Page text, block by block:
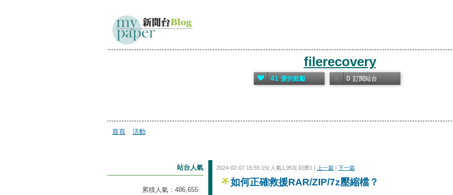
filerecovery
41 愛的鼓勵 0 訂閱站台
首頁 活動
2024-02-07 15:55:15| 人氣1,953| 回應1 | 上一篇 | 下一篇
如何正確救援RAR/ZIP/7z壓縮檔？
站台人氣
累積人氣： 486,655